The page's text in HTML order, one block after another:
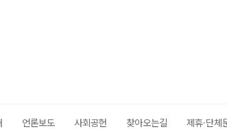
언론보도 사회공헌 찾아오는길 제휴·단체